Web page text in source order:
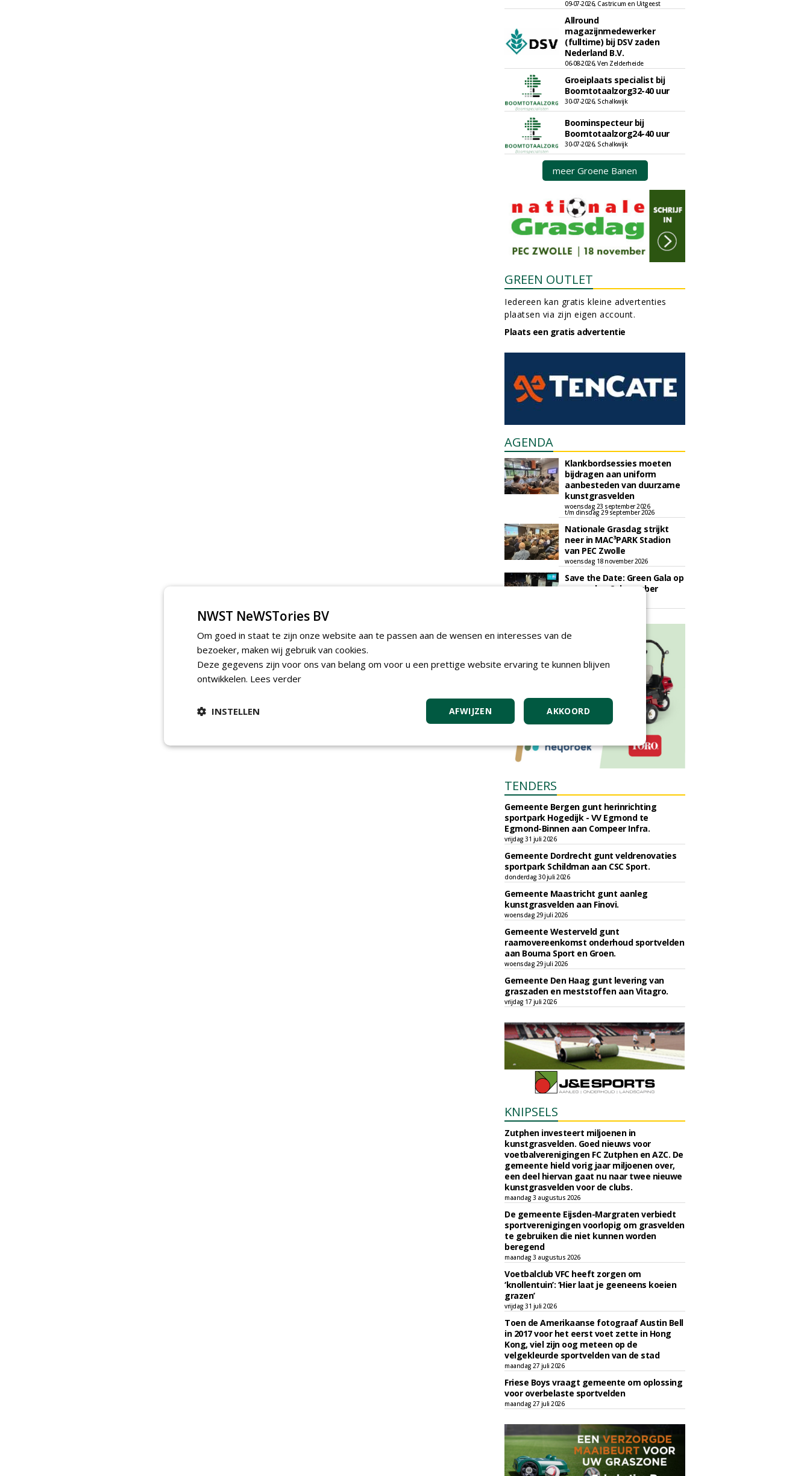
09-07-2026, Castricum en Uitgeest
Allround
magazijnmedewerker
(fulltime) bij DSV zaden
Nederland B.V.
06-08-2026, Ven Zelderheide
Groeiplaats specialist bij
Boomtotaalzorg32-40 uur
30-07-2026, Schalkwijk
Boominspecteur bij
Boomtotaalzorg24-40 uur
30-07-2026, Schalkwijk
meer Groene Banen
GREEN OUTLET
Iedereen kan gratis kleine advertenties
plaatsen via zijn eigen account.
Plaats een gratis advertentie
AGENDA
Klankbordsessies moeten
bijdragen aan uniform
aanbesteden van duurzame
kunstgrasvelden
woensdag 23 september 2026
t/m dinsdag 29 september 2026
Nationale Grasdag strijkt
neer in MAC³PARK Stadion
van PEC Zwolle
woensdag 18 november 2026
Save the Date: Green Gala op
woensdag 2 december
TENDERS
Gemeente Bergen gunt herinrichting
sportpark Hogedijk - VV Egmond te
Egmond-Binnen aan Compeer Infra.
vrijdag 31 juli 2026
Gemeente Dordrecht gunt veldrenovaties
sportpark Schildman aan CSC Sport.
donderdag 30 juli 2026
Gemeente Maastricht gunt aanleg
kunstgrasvelden aan Finovi.
woensdag 29 juli 2026
Gemeente Westerveld gunt
raamovereenkomst onderhoud sportvelden
aan Bouma Sport en Groen.
woensdag 29 juli 2026
Gemeente Den Haag gunt levering van
graszaden en meststoffen aan Vitagro.
vrijdag 17 juli 2026
KNIPSELS
Zutphen investeert miljoenen in
kunstgrasvelden. Goed nieuws voor
voetbalverenigingen FC Zutphen en AZC. De
gemeente hield vorig jaar miljoenen over,
een deel hiervan gaat nu naar twee nieuwe
kunstgrasvelden voor de clubs.
maandag 3 augustus 2026
De gemeente Eijsden-Margraten verbiedt
sportverenigingen voorlopig om grasvelden
te gebruiken die niet kunnen worden
beregend
maandag 3 augustus 2026
Voetbalclub VFC heeft zorgen om
‘knollentuin’: ‘Hier laat je geeneens koeien
grazen’
vrijdag 31 juli 2026
Toen de Amerikaanse fotograaf Austin Bell
in 2017 voor het eerst voet zette in Hong
Kong, viel zijn oog meteen op de
velgekleurde sportvelden van de stad
maandag 27 juli 2026
Friese Boys vraagt gemeente om oplossing
voor overbelaste sportvelden
maandag 27 juli 2026
NWST NeWSTories BV
Om goed in staat te zijn onze website aan te passen aan de wensen en interesses van de
bezoeker, maken wij gebruik van cookies.
Deze gegevens zijn voor ons van belang om voor u een prettige website ervaring te kunnen blijven
ontwikkelen. Lees verder
AKKOORD
AFWIJZEN
INSTELLEN